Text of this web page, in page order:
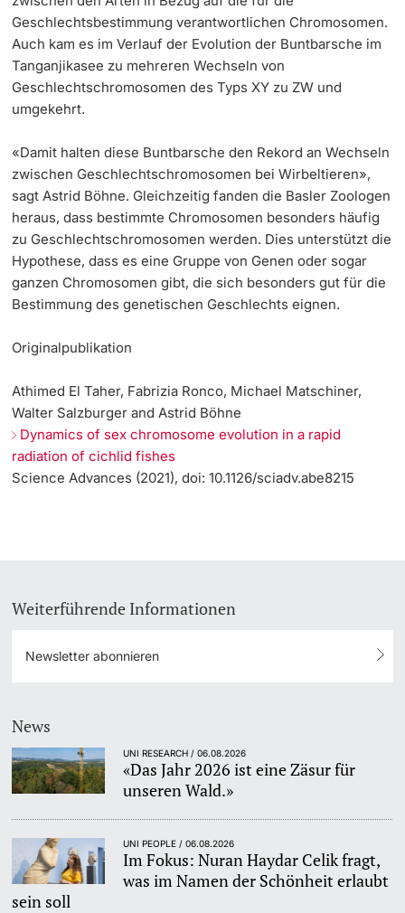
Geschlechtsbestimmung verantwortlichen Chromosomen.
Auch kam es im Verlauf der Evolution der Buntbarsche im
Tanganjikasee zu mehreren Wechseln von
Geschlechtschromosomen des Typs XY zu ZW und
umgekehrt.
«Damit halten diese Buntbarsche den Rekord an Wechseln
zwischen Geschlechtschromosomen bei Wirbeltieren»,
sagt Astrid Böhne. Gleichzeitig fanden die Basler Zoologen
heraus, dass bestimmte Chromosomen besonders häufig
zu Geschlechtschromosomen werden. Dies unterstützt die
Hypothese, dass es eine Gruppe von Genen oder sogar
ganzen Chromosomen gibt, die sich besonders gut für die
Bestimmung des genetischen Geschlechts eignen.
Originalpublikation
Athimed El Taher, Fabrizia Ronco, Michael Matschiner,
Walter Salzburger and Astrid Böhne
Dynamics of sex chromosome evolution in a rapid
radiation of cichlid fishes
Science Advances (2021), doi: 10.1126/sciadv.abe8215
Weiterführende Informationen
Newsletter abonnieren
News
UNI RESEARCH / 06.08.2026
«Das Jahr 2026 ist eine Zäsur für
unseren Wald.»
UNI PEOPLE / 06.08.2026
Im Fokus: Nuran Haydar Celik fragt,
was im Namen der Schönheit erlaubt
sein soll